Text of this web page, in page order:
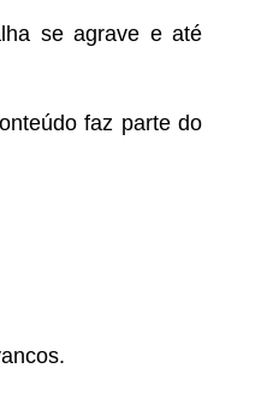
se agrave e até
faz parte do